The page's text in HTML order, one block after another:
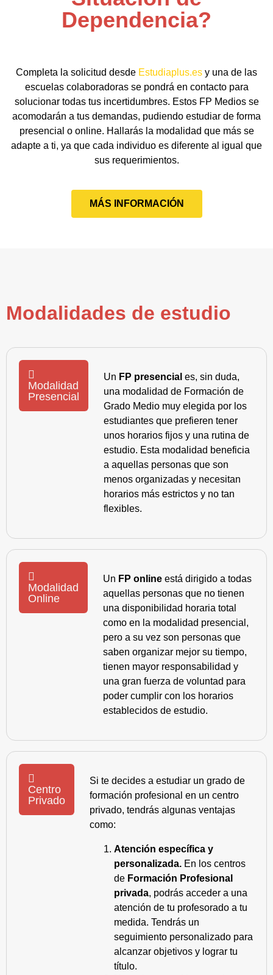
Dependencia?
Completa la solicitud desde Estudiaplus.es y una de las
escuelas colaboradoras se pondrá en contacto para
solucionar todas tus incertidumbres. Estos FP Medios se
acomodarán a tus demandas, pudiendo estudiar de forma
presencial o online. Hallarás la modalidad que más se
adapte a ti, ya que cada individuo es diferente al igual que
sus requerimientos.
MÁS INFORMACIÓN
Modalidades de estudio
Modalidad
Presencial
Un FP presencial es, sin duda,
una modalidad de Formación de
Grado Medio muy elegida por los
estudiantes que prefieren tener
unos horarios fijos y una rutina de
estudio. Esta modalidad beneficia
a aquellas personas que son
menos organizadas y necesitan
horarios más estrictos y no tan
flexibles.
Modalidad
Online
Un FP online está dirigido a todas
aquellas personas que no tienen
una disponibilidad horaria total
como en la modalidad presencial,
pero a su vez son personas que
saben organizar mejor su tiempo,
tienen mayor responsabilidad y
una gran fuerza de voluntad para
poder cumplir con los horarios
establecidos de estudio.
Centro
Privado
Si te decides a estudiar un grado de
formación profesional en un centro
privado, tendrás algunas ventajas
como:
Atención específica y
personalizada. En los centros
de Formación Profesional
privada, podrás acceder a una
atención de tu profesorado a tu
medida. Tendrás un
seguimiento personalizado para
alcanzar objetivos y lograr tu
título.